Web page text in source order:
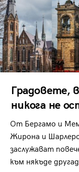
Градовете,
никога не
От Бергамо и
Жирона и
заслужават
към някъде